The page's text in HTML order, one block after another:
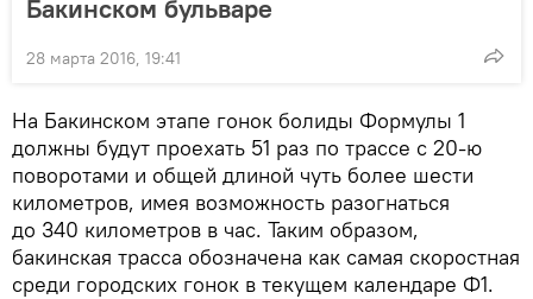
Бакинском бульваре
28 марта 2016, 19:41
На Бакинском этапе гонок болиды Формулы 1
должны будут проехать 51 раз по трассе с 20-ю
поворотами и общей длиной чуть более шести
километров, имея возможность разогнаться
до 340 километров в час. Таким образом,
бакинская трасса обозначена как самая скоростная
среди городских гонок в текущем календаре Ф1.